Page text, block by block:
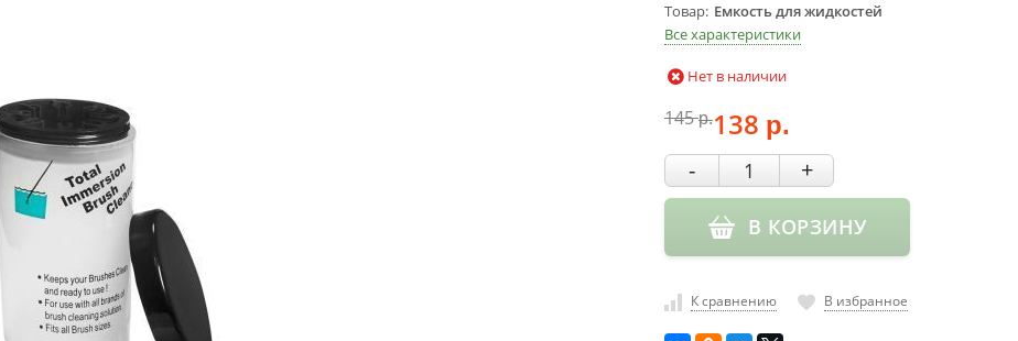
Товар Емкость для жидкостей
Все характеристики
Нет в наличии
138 р.
145р.
- +
В КОРЗИНУ
К сравнению В избранное